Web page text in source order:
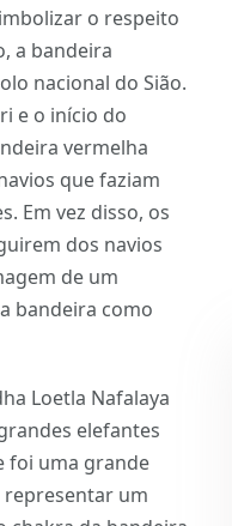
o respeito
a bandeira
nacional do Sião.
e o início do
vermelha
que faziam
Em vez disso, os
dos navios
de um
bandeira como
Loetla Nafalaya
elefantes
foi uma grande
representar um